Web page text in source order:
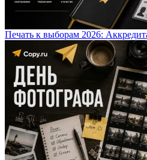
Печать к выборам 2026: